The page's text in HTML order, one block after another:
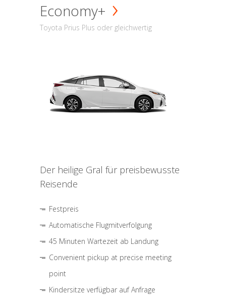
Economy+
Toyota Prius Plus oder gleichwertig
Der heilige Gral für preisbewusste
Reisende
Festpreis
Automatische Flugmitverfolgung
45 Minuten Wartezeit ab Landung
Convenient pickup at precise meeting
point
Kindersitze verfügbar auf Anfrage